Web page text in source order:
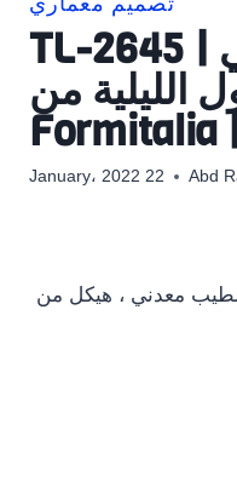
تصميم معماري
تونينو لامبورغيني | TL-2645
الليلية من
Formitalia
Abd 22 January، 2022
معدني ، هيكل من